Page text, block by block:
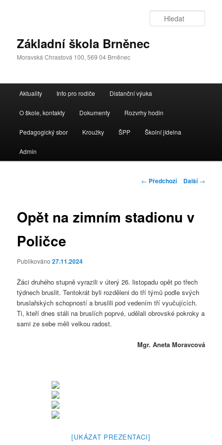
Základní škola Brněnec
Moravská Chrastová 100, 569 04 Brněnec
navigační
Aktuality Info pro rodiče Distanční výuka
O škole, kontakty Dokumenty Rozvrhy hodin
Pedagogický sbor Kroužky ŠPP Školní jídelna
Admin
Navigace
← Předchozí Další→
Opět na zimním stadionu v
Poličce
Publikováno27.11.2024
Žáci druhého stupně vyrazili v úterý 26. listopadu opět po třech
týdnech bruslit. Tentokrát byli rozděleni do tří týmů podle svých
bruslařských schopností a bruslili pod vedením tří vyučujících.
Ti, kteří dnes stáli na bruslích poprvé, udělali obrovské pokroky a
sami ze sebe měli velkou radost.
Mgr. Aneta Moravcová
[UKÁZAT PREZENTACI]